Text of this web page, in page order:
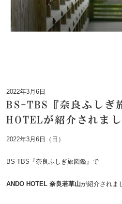
2022年3月6日
BS-TBS『奈良ふしぎ
HOTELが紹介されま
2022年3月6日（日）
BS-TBS『奈良ふしぎ旅図鑑』で
ANDO HOTEL 奈良若草山が紹介されま